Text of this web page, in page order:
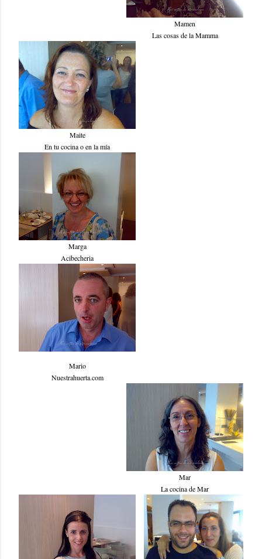
Mamen
Las cosas de la Mamma
Maite
En tu cocina o en la mía
Marga
Acibecheria
Mario
Nuestrahuerta.com
Mar
La cocina de Mar